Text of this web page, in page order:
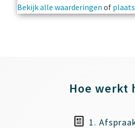
Bekijk alle waarderingen of
Hoe werkt
1.